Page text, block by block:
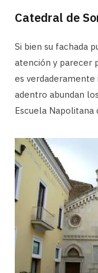
Catedral de
Si bien su fachada
atención y parecer
es
adentro abundan
Escuela Napolitana